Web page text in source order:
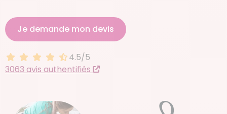
Je demande mon devis
4.5 sur 5
4.5/5
3063 avis authentifiés